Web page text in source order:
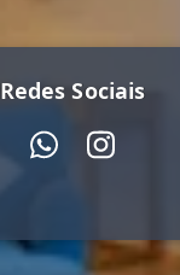
Redes Sociais